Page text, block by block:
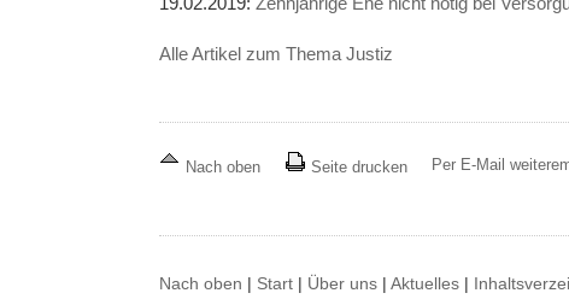
Alle Artikel zum Thema Justiz
Nach oben Seite drucken Per E-Mail
Nach oben | Start | Über uns | Aktuelles |